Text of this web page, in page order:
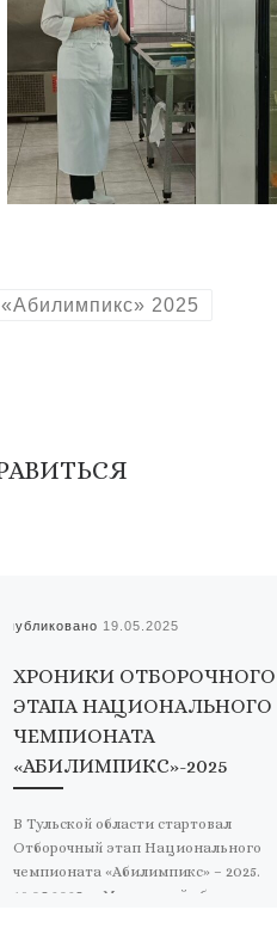
2025
19.05.2025
ХРОНИКИ ОТБОРОЧНОГО
ЭТАПА НАЦИОНАЛЬНОГО
ЧЕМПИОНАТА
«АБИЛИМПИКС»-2025
В Тульской области стартовал
Отборочный этап Национального
чемпионата «Абилимпикс» – 2025.
19.05.2025, в Московской области